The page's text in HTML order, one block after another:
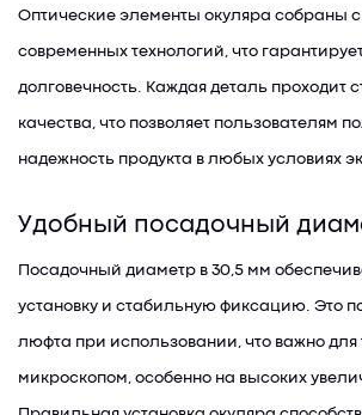
Оптические элементы окуляра собраны
современных технологий, что
долговечность. Каждая деталь проходит
качества, что позволяет пользователям
надежность продукта в любых условиях
Удобный посадочный
Посадочный диаметр в 30,5 мм
установку и стабильную фиксацию. Это
люфта при использовании, что важно для
микроскопом, особенно на высоких